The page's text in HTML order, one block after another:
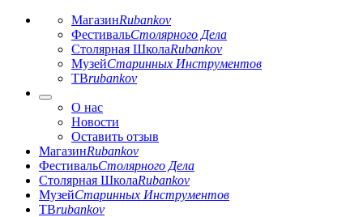
МагазинRubankov
ФестивальСтолярного Дела
Столярная ШколаRubankov
МузейСтаринных Инструментов
ТВrubankov
О нас
Новости
Оставить отзыв
МагазинRubankov
ФестивальСтолярного Дела
Столярная ШколаRubankov
МузейСтаринных Инструментов
ТВrubankov